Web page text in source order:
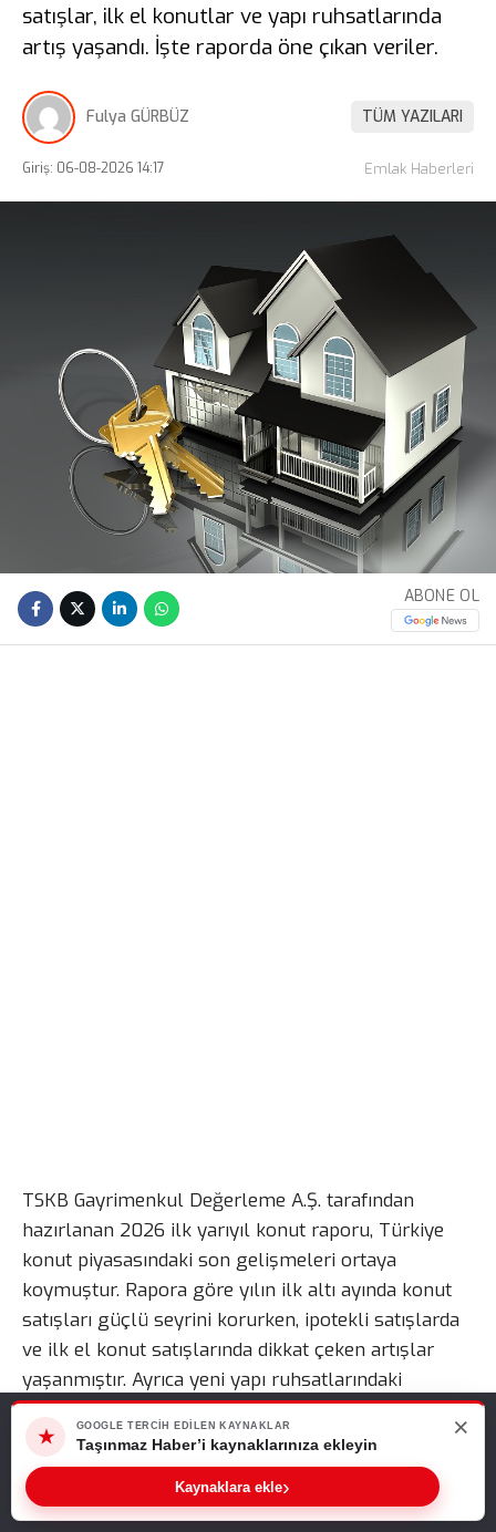
satışlar, ilk el konutlar ve yapı ruhsatlarında
artış yaşandı. İşte raporda öne çıkan veriler.
Fulya GÜRBÜZ TÜM YAZILARI
Giriş: 06-08-2026 14:17 Emlak Haberleri
ABONE OL
TSKB Gayrimenkul Değerleme A.Ş. tarafından
hazırlanan 2026 ilk yarıyıl konut raporu, Türkiye
konut piyasasındaki son gelişmeleri ortaya
koymuştur. Rapora göre yılın ilk altı ayında konut
satışları güçlü seyrini korurken, ipotekli satışlarda
ve ilk el konut satışlarında dikkat çeken artışlar
yaşanmıştır. Ayrıca yeni yapı ruhsatlarındaki
yükseliş, önümüzdeki dönemde konut arzının
güçlenebileceğine işaret etmektedir.
2026 İlk Yarıyıl Konut Raporu
Web sitemizde size en iyi deneyimi sunabilmemiz için çerezleri
kullanıyoruz. Bu siteyi kullanmaya devam ederseniz, bunu kabul
ettiğinizi varsayarız.
Tamam
★
GOOGLE TERCIH EDILEN KAYNAKLAR
Taşınmaz Haber’i kaynaklarınıza ekleyin
Kaynaklara ekle›
×